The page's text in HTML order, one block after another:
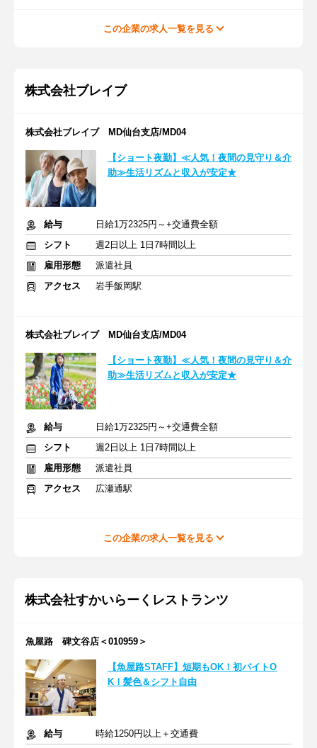
この企業の求人一覧を見る
株式会社ブレイブ
株式会社ブレイブ MD仙台支店/MD04
【ショート夜勤】≪人気！夜間の見守り＆介
助≫生活リズムと収入が安定★
給与
日給1万2325円～+交通費全額
シフト
週2日以上 1日7時間以上
雇用形態
派遣社員
アクセス
岩手飯岡駅
株式会社ブレイブ MD仙台支店/MD04
【ショート夜勤】≪人気！夜間の見守り＆介
助≫生活リズムと収入が安定★
給与
日給1万2325円～+交通費全額
シフト
週2日以上 1日7時間以上
雇用形態
派遣社員
アクセス
広瀬通駅
この企業の求人一覧を見る
株式会社すかいらーくレストランツ
魚屋路 碑文谷店＜010959＞
【魚屋路STAFF】短期もOK！初バイトO
K！髪色＆シフト自由
給与
時給1250円以上＋交通費